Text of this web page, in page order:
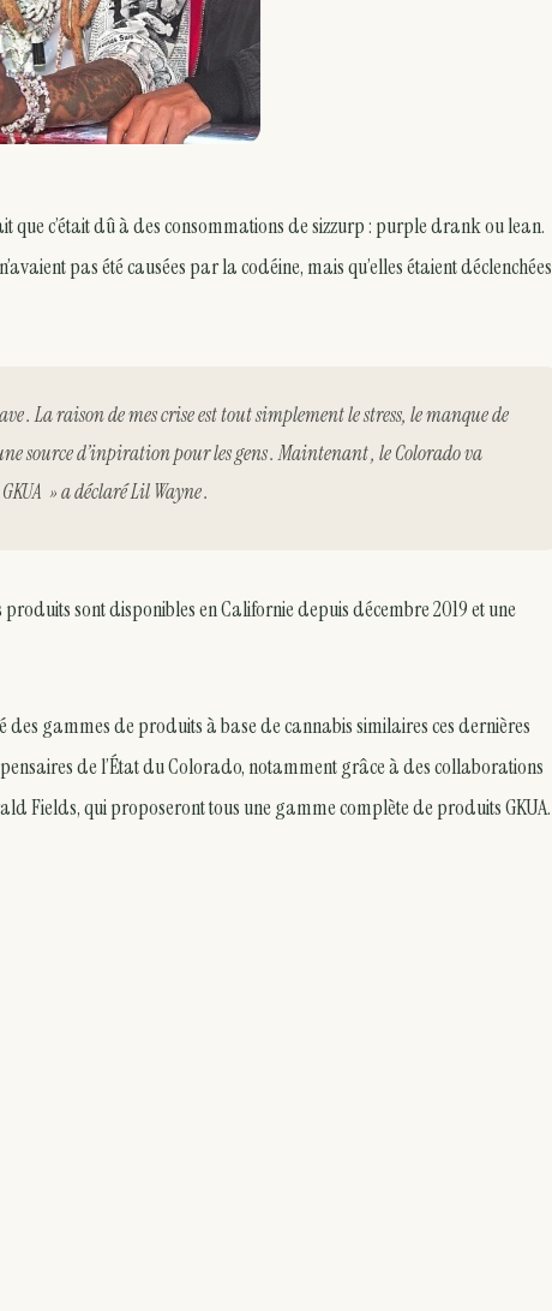
que c’était dû à des consommations de sizzurp : purple drank ou lean.
pas été causées par la codéine, mais qu’elles étaient déclenchées
. La raison de mes crise est tout simplement le stress, le manque de
source d’inpiration pour les gens . Maintenant , le Colorado va
» a déclaré Lil Wayne .
sont disponibles en Californie depuis décembre 2019 et une
gammes de produits à base de cannabis similaires ces dernières
de l’État du Colorado, notamment grâce à des collaborations
Fields, qui proposeront tous une gamme complète de produits GKUA.